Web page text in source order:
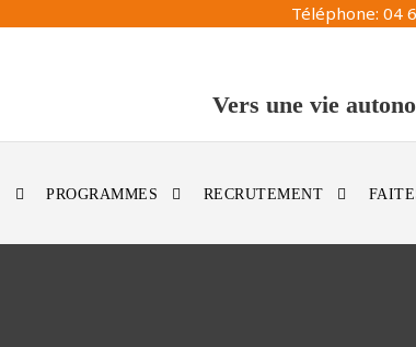
Téléphone: 04
Vers une vie
PROGRAMMES RECRUTEMENT